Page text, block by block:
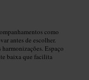
como
antes de escolher.
Espaço
baixa que facilita